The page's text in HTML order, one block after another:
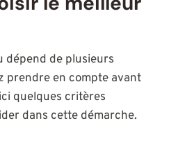
dépend de plusieurs
prendre en compte avant
quelques critères
dans cette démarche.